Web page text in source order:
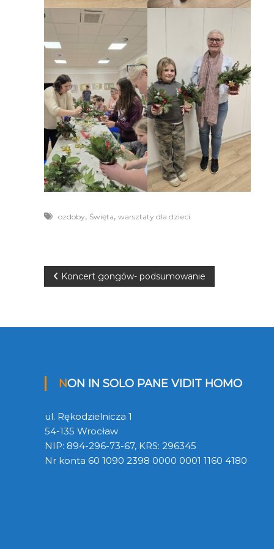
ozdoby, Święta, warsztaty dla dzieci
N
w
g
a
c
Koncert gongów- podsumowanie
NON IN SOLO PANE VIDIT HOMO
ul. Rękodzielnicza 1
54-135 Wrocław
NIP: 894-296-73-67, KRS: 296345
Nr konta 60 1090 2398 0000 0001 1160 4180